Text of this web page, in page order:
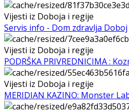
Vijesti iz Doboja i regije
Servis info - Dom zdravlja Doboj
Vijesti iz Doboja i regije
PODRŠKA PRIVREDNICIMA :
Vijesti iz Doboja i regije
MERIDIAN KAZINO: Monster